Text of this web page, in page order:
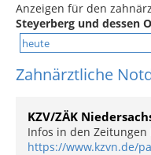
Anzeigen für den
Steyerberg und dessen
Zahnärztliche
KZV/ZÄK
Infos in den Zeitungen
https://www.kzvn.de/